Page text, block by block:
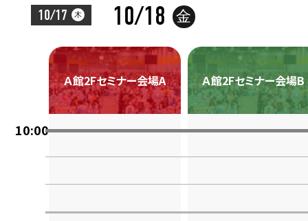
10/17 木 10/18 金
10:00
Ａ館2Fセミナー会場A Ａ館2Fセミナー会場B